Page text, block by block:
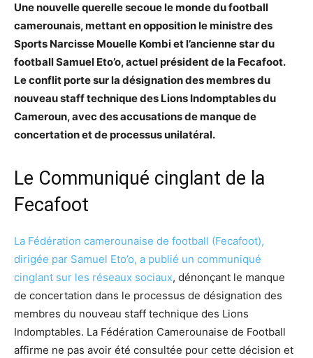
Une nouvelle querelle secoue le monde du football
camerounais, mettant en opposition le ministre des
Sports Narcisse Mouelle Kombi et l’ancienne star du
football Samuel Eto’o, actuel président de la Fecafoot.
Le conflit porte sur la désignation des membres du
nouveau staff technique des Lions Indomptables du
Cameroun, avec des accusations de manque de
concertation et de processus unilatéral.
Le Communiqué cinglant de la
Fecafoot
La Fédération camerounaise de football (Fecafoot),
dirigée par Samuel Eto’o, a publié un communiqué
cinglant sur les réseaux sociaux, dénonçant le manque
de concertation dans le processus de désignation des
membres du nouveau staff technique des Lions
Indomptables. La Fédération Camerounaise de Football
affirme ne pas avoir été consultée pour cette décision et